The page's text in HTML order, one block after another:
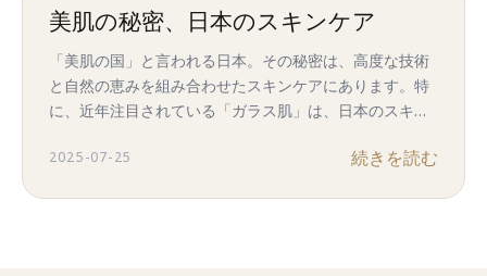
美肌の秘密、日本のスキンケア
「美肌の国」と言われる日本。その秘密は、高度な技術
と自然の恵みを組み合わせたスキンケアにあります。特
に、近年注目されている「ガラス肌」は、日本のスキン
ンケアが叶える「ガラス肌」の秘密と、あなたも取り入
2025-07-25 続きを読む